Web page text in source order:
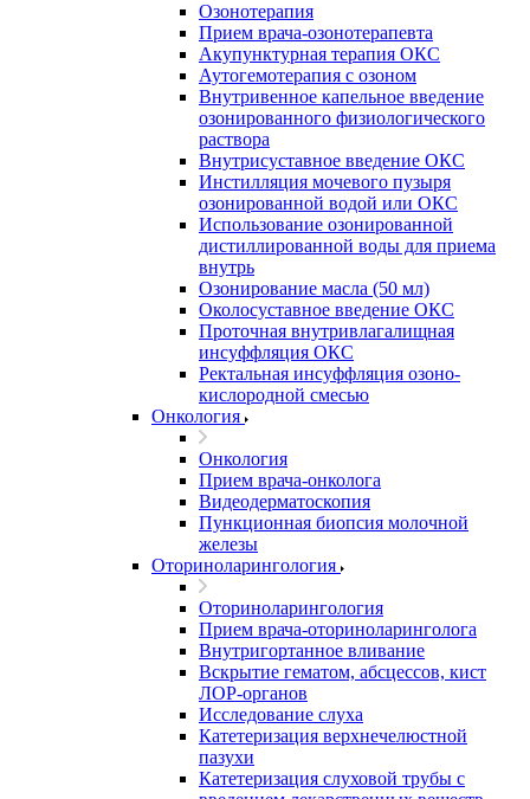
Озонотерапия
Прием врача-озонотерапевта
Акупунктурная терапия ОКС
Аутогемотерапия с озоном
Внутривенное капельное введение
озонированного физиологического
раствора
Внутрисуставное введение ОКС
Инстилляция мочевого пузыря
озонированной водой или ОКС
Использование озонированной
дистиллированной воды для приема
внутрь
Озонирование масла (50 мл)
Околосуставное введение ОКС
Проточная внутривлагалищная
инсуффляция ОКС
Ректальная инсуффляция озоно-
кислородной смесью
Онкология
Онкология
Прием врача-онколога
Видеодерматоскопия
Пункционная биопсия молочной
железы
Оториноларингология
Оториноларингология
Прием врача-оториноларинголога
Внутригортанное вливание
Вскрытие гематом, абсцессов, кист
ЛОР-органов
Исследование слуха
Катетеризация верхнечелюстной
пазухи
Катетеризация слуховой трубы с